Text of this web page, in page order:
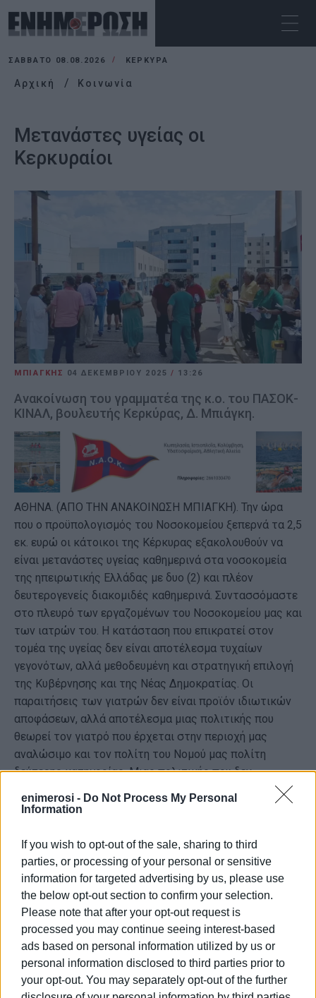
enimerosi - Do Not Process My Personal
Information
If you wish to opt-out of the sale, sharing to third
parties, or processing of your personal or sensitive
information for targeted advertising by us, please use
the below opt-out section to confirm your selection.
Please note that after your opt-out request is
processed you may continue seeing interest-based
ads based on personal information utilized by us or
personal information disclosed to third parties prior to
your opt-out. You may separately opt-out of the further
ΣΆΒΒΑΤΟ 08.08.2026 ΚΕΡΚΥΡΑ
Αρχική Κοινωνία
Μετανάστες υγείας οι
Κερκυραίοι
ΜΠΙΑΓΚΗΣ 04 ΔΕΚΕΜΒΡΊΟΥ 2025 / 13:26
Ανακοίνωση του γραμματέα της κ.ο. του ΠΑΣΟΚ-
ΚΙΝΑΛ, βουλευτής Κερκύρας, Δ. Μπιάγκη.
ΑΘΗΝΑ. (ΑΠΟ ΤΗΝ ΑΝΑΚΟΙΝΩΣΗ ΜΠΙΑΓΚΗ). Την ώρα
που ο προϋπολογισμός του Νοσοκομείου ξεπερνά τα 2,5
εκ. ευρώ οι κάτοικοι της Κέρκυρας εξακολουθούν να
είναι μετανάστες υγείας καθημερινά στα νοσοκομεία
της ηπειρωτικής Ελλάδας με δυο (2) και πλέον
δευτερογενείς διακομιδές καθημερινά. Συντασσόμαστε
στο πλευρό των εργαζομένων του Νοσοκομείου μας και
των ιατρών του. Η κατάσταση που επικρατεί στον
τομέα της υγείας δεν είναι αποτέλεσμα τυχαίων
γεγονότων, αλλά μεθοδευμένη και στρατηγική επιλογή
της Κυβέρνησης και της Νέας Δημοκρατίας. Οι
παραιτήσεις των γιατρών δεν είναι προϊόν ιδιωτικών
αποφάσεων, αλλά αποτέλεσμα μιας πολιτικής που
θεωρεί τον γιατρό που έρχεται στην περιοχή μας
αναλώσιμο και τον πολίτη του Νομού μας πολίτη
δεύτερης κατηγορίας. Μιας πολιτικής που δεν
ασπάζεται τη φιλοσοφία του ΕΣΥ αλλά με τις επιλογές
της ενισχύει την ιδιωτική πρωτοβουλία
Εμφανίσεις: 148